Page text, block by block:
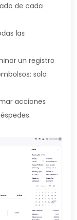
de cada
las
un registro
solo
acciones